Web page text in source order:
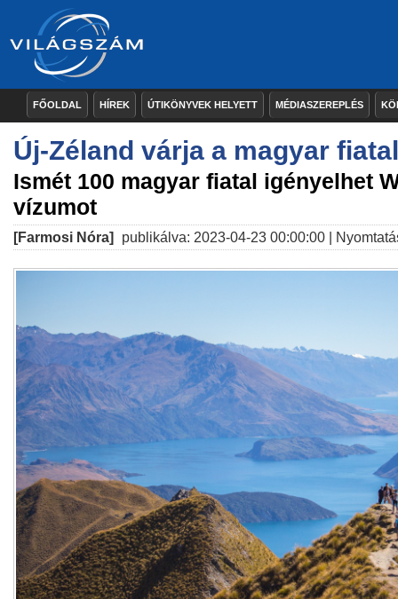
FŐOLDAL HÍREK ÚTIKÖNYVEK HELYETT MÉDIASZEREPLÉS
Új-Zéland várja a magyar
Ismét 100 magyar fiatal igényelhet
vízumot
[Farmosi Nóra] publikálva: 2023-04-23 00:00:00 |